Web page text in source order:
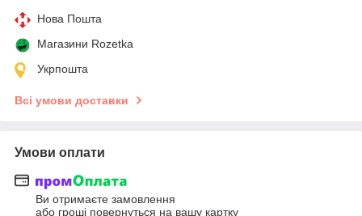
Нова Пошта
Магазини Rozetka
Укрпошта
Всі умови доставки
Умови оплати
Ви отримаєте замовлення
або гроші повернуться на вашу картку